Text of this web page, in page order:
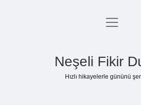
Anasayfa
menüyü
Neşeli Fikir
Hızlı hikayelerle gününü